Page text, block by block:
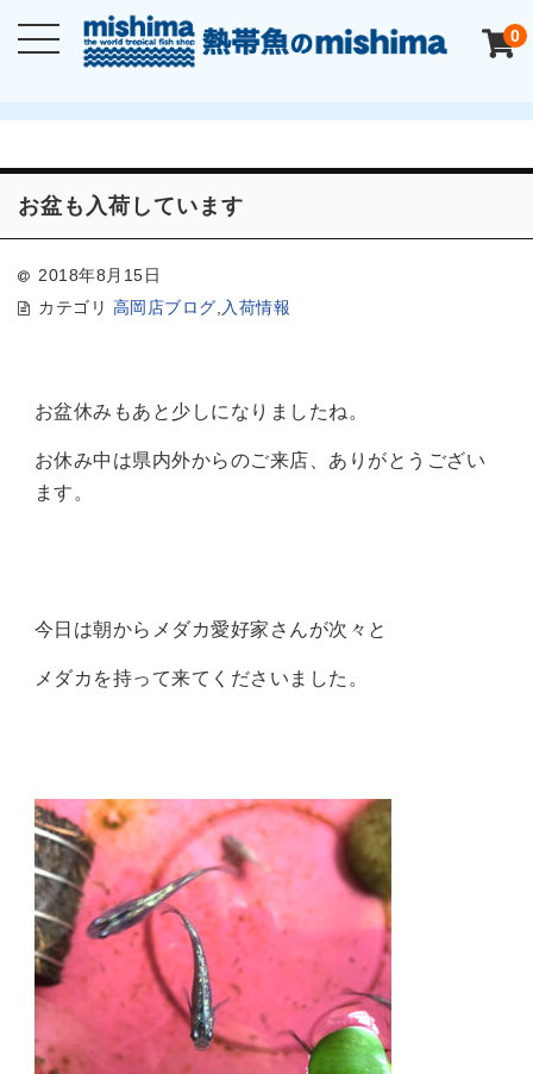
0
お盆も入荷しています
2018年8月15日
カテゴリ 高岡店ブログ 入荷情報
お盆休みもあと少しになりましたね。
お休み中は県内外からのご来店、ありがとうござい
ます。
今日は朝からメダカ愛好家さんが次々と
メダカを持って来てくださいました。